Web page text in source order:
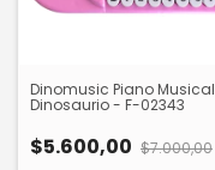
Dinomusic Piano Musical
Dinosaurio - F-02343
$5.600,00 $7.000,00